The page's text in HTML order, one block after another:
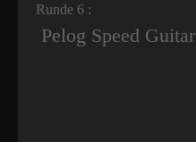
Runde 6 :
Pelog Speed Guitar